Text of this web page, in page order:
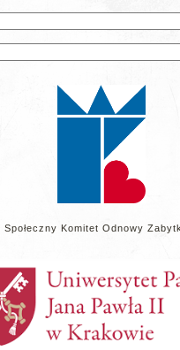
Społeczny Komitet Odnowy